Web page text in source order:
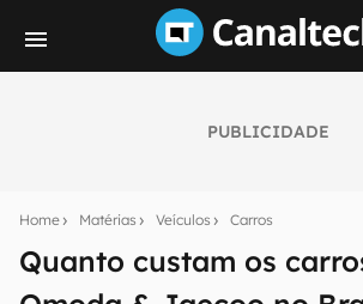
PUBLICIDADE
Home Matérias Veículos Carros
Quanto custam os
notícias e reviews sobre tecnologia